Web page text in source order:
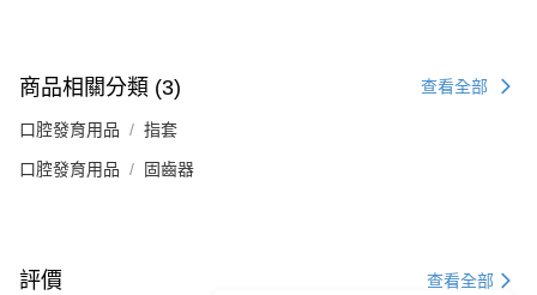
商品相關分類 (3) 查看全部
口腔發育用品 指套
口腔發育用品 固齒器
評價 查看全部